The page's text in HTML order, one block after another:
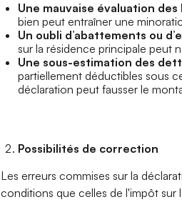
Une mauvaise évaluation
bien peut entraîner une
Un oubli d’abattements ou
sur la résidence principale peut
Une sous-estimation des
partiellement déductibles sous
déclaration peut fausser le
Possibilités de correction
Les erreurs commises sur la
conditions que celles de l'impôt